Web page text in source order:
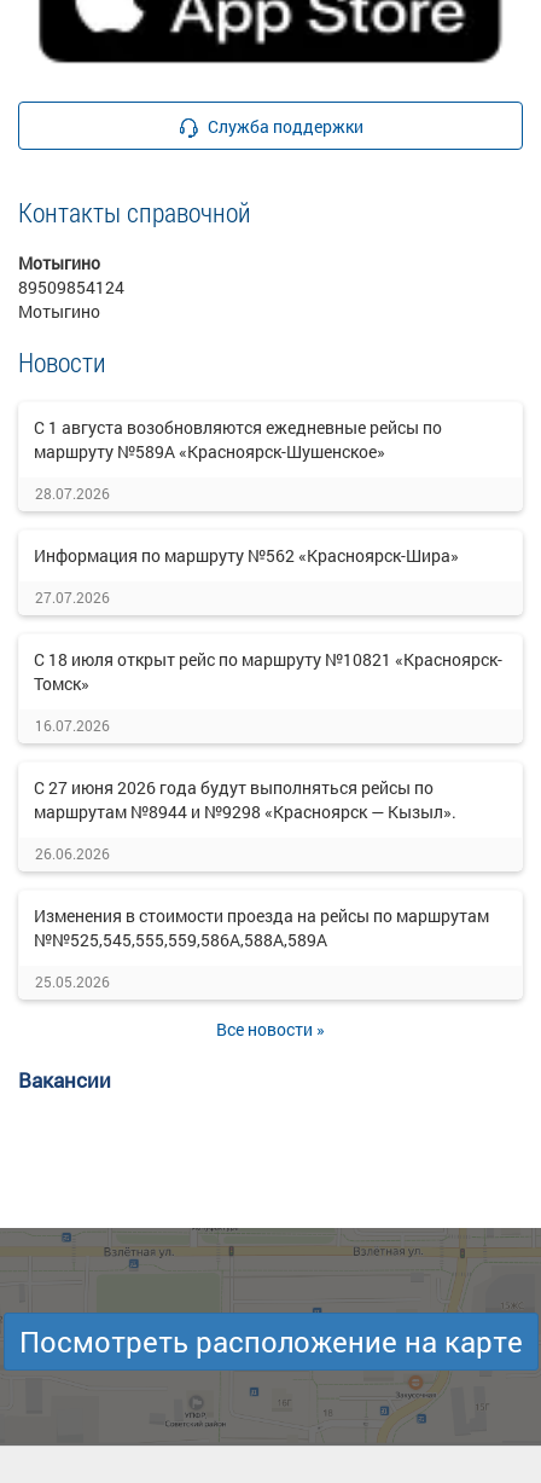
Служба поддержки
Контакты справочной
Мотыгино
89509854124
Мотыгино
Новости
С 1 августа возобновляются ежедневные рейсы по
маршруту №589А «Красноярск-Шушенское»
28.07.2026
Информация по маршруту №562 «Красноярск-Шира»
27.07.2026
С 18 июля открыт рейс по маршруту №10821 «Красноярск-
Томск»
16.07.2026
С 27 июня 2026 года будут выполняться рейсы по
маршрутам №8944 и №9298 «Красноярск — Кызыл».
26.06.2026
Изменения в стоимости проезда на рейсы по маршрутам
№№525,545,555,559,586А,588А,589А
25.05.2026
Все новости »
Вакансии
Посмотреть расположение на карте